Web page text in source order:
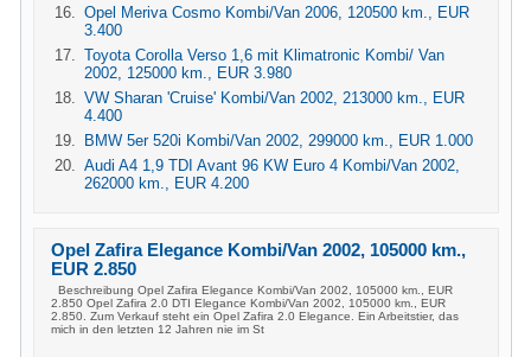
Opel Meriva Cosmo Kombi/Van 2006, 120500 km., EUR
3.400
Toyota Corolla Verso 1,6 mit Klimatronic Kombi/ Van
2002, 125000 km., EUR 3.980
VW Sharan 'Cruise' Kombi/Van 2002, 213000 km., EUR
4.400
BMW 5er 520i Kombi/Van 2002, 299000 km., EUR 1.000
Audi A4 1,9 TDI Avant 96 KW Euro 4 Kombi/Van 2002,
262000 km., EUR 4.200
Opel Zafira Elegance Kombi/Van 2002, 105000 km.,
EUR 2.850
Beschreibung Opel Zafira Elegance Kombi/Van 2002, 105000 km., EUR
2.850 Opel Zafira 2.0 DTI Elegance Kombi/Van 2002, 105000 km., EUR
2.850. Zum Verkauf steht ein Opel Zafira 2.0 Elegance. Ein Arbeitstier, das
mich in den letzten 12 Jahren nie im St